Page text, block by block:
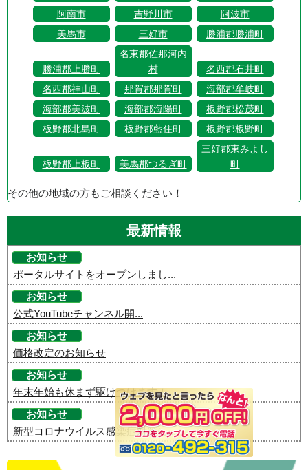
阿南市
吉野川市
阿波市
美馬市
三好市 勝浦郡勝浦町
勝浦郡上勝町
名東郡佐那河内
村
名西郡石井町
名西郡神山町
那賀郡那賀町
海部郡牟岐町
海部郡美波町
海部郡海陽町
板野郡松茂町
板野郡北島町
板野郡藍住町 板野郡板野町
板野郡上板町 美馬郡つるぎ町
三好郡東みよし
町
その他の地域の方もご相談ください！
最新情報
お知らせ
ポータルサイトをオープンしまし...
お知らせ
公式YouTubeチャンネル開...
お知らせ
価格改定のお知らせ
お知らせ
年末年始も休まず駆けつけます！
お知らせ
新型コロナウイルス感染症対策に...